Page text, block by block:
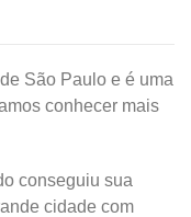
São Paulo e é uma
conhecer mais
conseguiu sua
cidade com